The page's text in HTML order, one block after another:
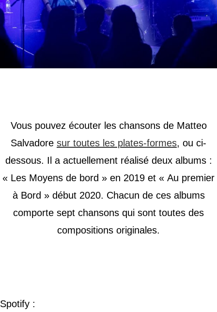
Vous pouvez écouter les chansons de Matteo
Salvadore sur toutes les plates-formes, ou ci-
dessous. Il a actuellement réalisé deux albums :
« Les Moyens de bord » en 2019 et « Au premier
à Bord » début 2020. Chacun de ces albums
comporte sept chansons qui sont toutes des
compositions originales.
Spotify :